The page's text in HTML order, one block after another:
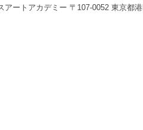
アートアカデミー 〒107-0052 東京都